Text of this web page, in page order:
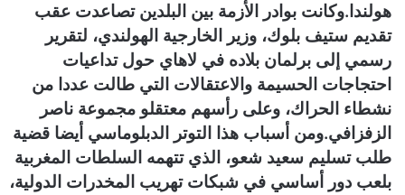
هولندا.وكانت بوادر الأزمة بين البلدين تصاعدت عقب
تقديم ستيف بلوك، وزير الخارجية الهولندي، لتقرير
رسمي إلى برلمان بلاده في لاهاي حول تداعيات
احتجاجات الحسيمة والاعتقالات التي طالت عددا من
نشطاء الحراك، وعلى رأسهم معتقلو مجموعة ناصر
الزفزافي.ومن أسباب هذا التوتر الدبلوماسي أيضا قضية
طلب تسليم سعيد شعو، الذي تتهمه السلطات المغربية
بلعب دور أساسي في شبكات تهريب المخدرات الدولية،